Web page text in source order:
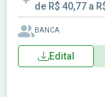
de R$ 40,77 a
BANCA
Edital